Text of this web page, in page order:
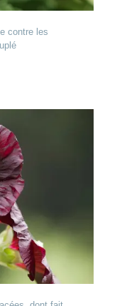
contre les